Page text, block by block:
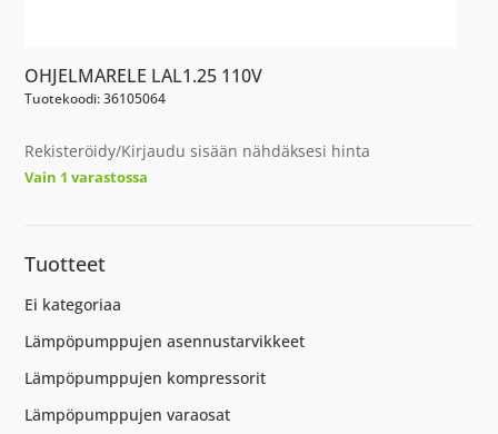
OHJELMARELE LAL1.25 110V
Tuotekoodi: 36105064
Rekisteröidy/Kirjaudu sisään nähdäksesi hinta
Vain 1 varastossa
Tuotteet
Ei kategoriaa
Lämpöpumppujen asennustarvikkeet
Lämpöpumppujen kompressorit
Lämpöpumppujen varaosat